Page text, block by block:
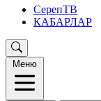
СерепТВ
КАБАРЛАР
Меню